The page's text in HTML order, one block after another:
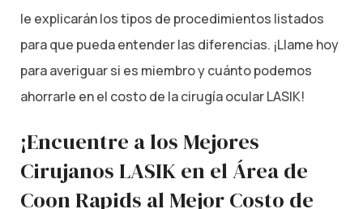
le explicarán los tipos de procedimientos listados
para que pueda entender las diferencias. ¡Llame hoy
para averiguar si es miembro y cuánto podemos
ahorrarle en el costo de la cirugía ocular LASIK!
¡Encuentre a los Mejores
Cirujanos LASIK en el Área de
Coon Rapids al Mejor Costo de